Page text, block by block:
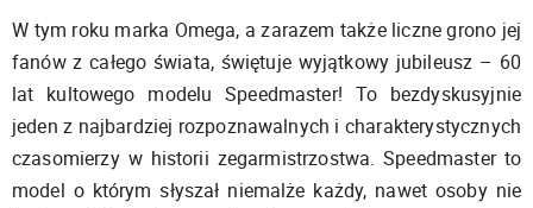
W tym roku marka Omega, a zarazem także liczne grono jej
fanów z całego świata, świętuje wyjątkowy jubileusz – 60
lat kultowego modelu Speedmaster! To bezdyskusyjnie
jeden z najbardziej rozpoznawalnych i charakterystycznych
czasomierzy w historii zegarmistrzostwa. Speedmaster to
model o którym słyszał niemalże każdy, nawet osoby nie